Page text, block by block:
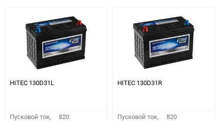
HITEC 130D31L
Пусковой ток, 820
HITEC 130D31R
Пусковой ток, 820